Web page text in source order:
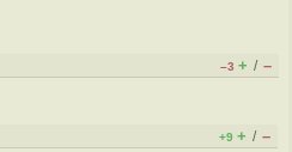
–3 + / –
+9 + / –